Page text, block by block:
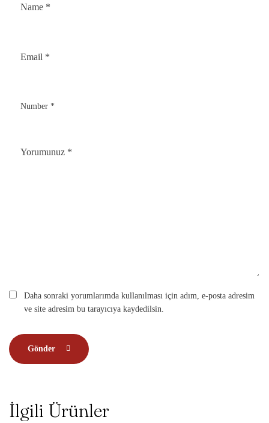
Daha sonraki yorumlarımda kullanılması için adım, e-posta adresim
ve site adresim bu tarayıcıya kaydedilsin.
Gönder
İlgili Ürünler